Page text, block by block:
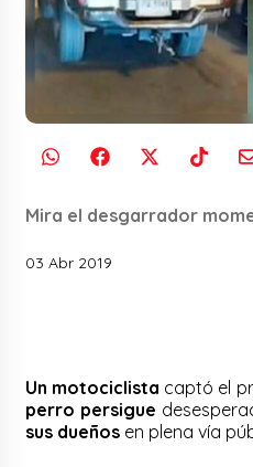
Mira el desgarrador
03 Abr 2019
Un motociclista captó el
perro persigue
sus dueños en plena vía